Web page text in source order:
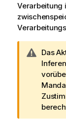
Verarbeitung
W
a
r
n
h
i
n
Das